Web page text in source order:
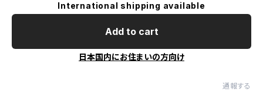
International shipping available
Add to cart
日本国内にお住まいの方向け
通報する